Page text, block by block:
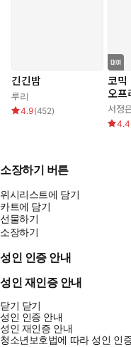
읽으면 어느새 영문법이
<읽어영! 초등 필수 영문법
긴긴밤
루리
4.9(452)
코믹
오프
서정
4.4
소장하기 버튼
위시리스트에 담기
카트에 담기
선물하기
소장하기
성인 인증 안내
성인 재인증 안내
닫기 닫기
성인 인증 안내
성인 재인증 안내
청소년보호법에 따라 성인 인